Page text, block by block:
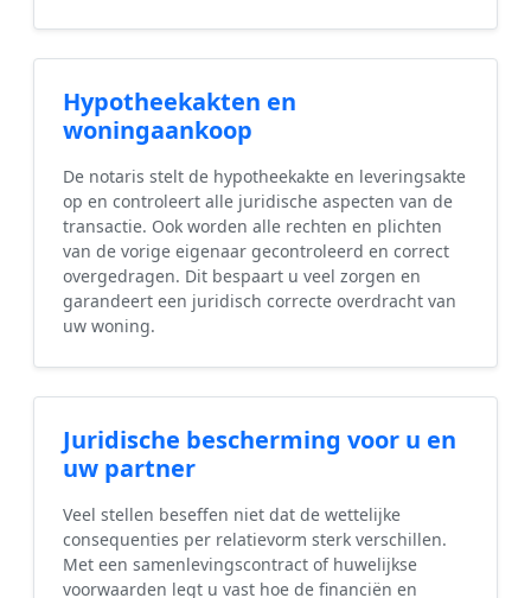
Hypotheekakten en
woningaankoop
De notaris stelt de hypotheekakte en leveringsakte
op en controleert alle juridische aspecten van de
transactie. Ook worden alle rechten en plichten
van de vorige eigenaar gecontroleerd en correct
overgedragen. Dit bespaart u veel zorgen en
garandeert een juridisch correcte overdracht van
uw woning.
Juridische bescherming voor u en
uw partner
Veel stellen beseffen niet dat de wettelijke
consequenties per relatievorm sterk verschillen.
Met een samenlevingscontract of huwelijkse
voorwaarden legt u vast hoe de financiën en